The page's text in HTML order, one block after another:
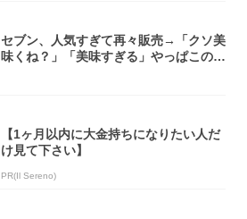
セブン、人気すぎて再々販売→「クソ美
味くね？」「美味すぎる」やっぱこのク
【1ヶ月以内に大金持ちになりたい人だ
け見て下さい】
PR(Il Sereno)